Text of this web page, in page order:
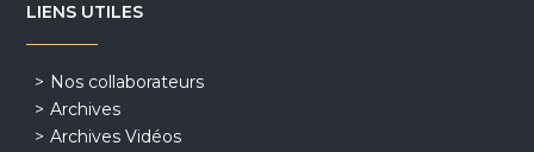
LIENS UTILES
Nos collaborateurs
Archives
Archives Vidéos